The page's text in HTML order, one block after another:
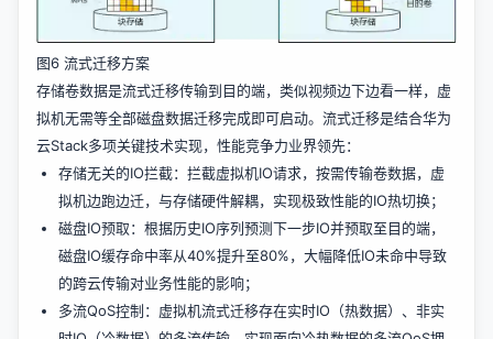
图6 流式迁移方案
存储卷数据是流式迁移传输到目的端，类似视频边下边看一样，虚
拟机无需等全部磁盘数据迁移完成即可启动。流式迁移是结合华为
云Stack多项关键技术实现，性能竞争力业界领先：
存储无关的IO拦截：拦截虚拟机IO请求，按需传输卷数据，虚
拟机边跑边迁，与存储硬件解耦，实现极致性能的IO热切换；
磁盘IO预取：根据历史IO序列预测下一步IO并预取至目的端，
磁盘IO缓存命中率从40%提升至80%，大幅降低IO未命中导致
的跨云传输对业务性能的影响；
多流QoS控制：虚拟机流式迁移存在实时IO（热数据）、非实